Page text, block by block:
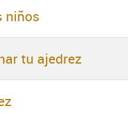
niños
tu ajedrez